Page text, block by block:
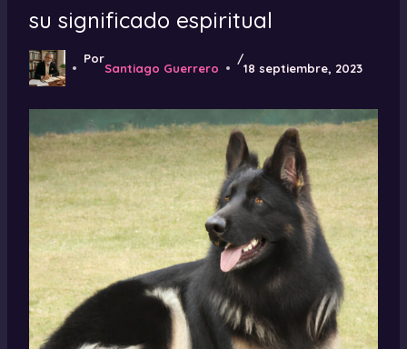
su significado espiritual
Por
Santiago Guerrero
/
18 septiembre, 2023